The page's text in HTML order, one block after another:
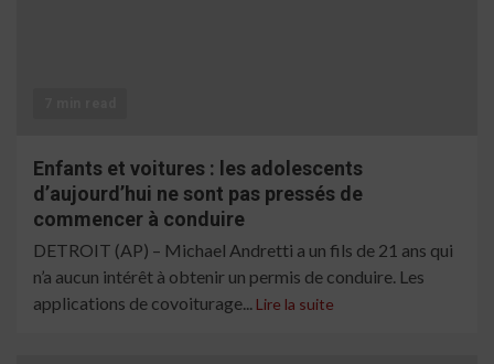
Enfants et voitures : les adolescents
d’aujourd’hui ne sont pas pressés de
commencer à conduire
DETROIT (AP) – Michael Andretti a un fils de 21 ans qui
n’a aucun intérêt à obtenir un permis de conduire. Les
applications de covoiturage... Lire la suite